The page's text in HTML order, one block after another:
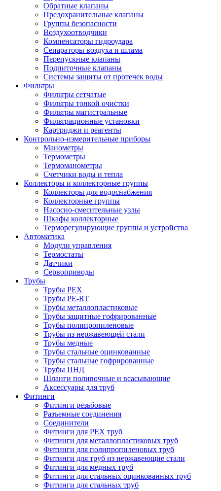
Обратные клапаны
Предохранительные клапаны
Группы безопасности
Воздухоотводчики
Компенсаторы гидроудара
Сепараторы воздуха и шлама
Перепускные клапаны
Подпиточные клапаны
Системы защиты от протечек воды
Фильтры
Фильтры сетчатые
Фильтры тонкой очистки
Фильтры магистральные
Фильтрационные установки
Картриджи и реагенты
Контрольно-измерительные приборы
Манометры
Термометры
Термоманометры
Счетчики воды и тепла
Коллекторы и коллекторные группы
Коллекторы для водоснабжения
Коллекторные группы
Насосно-смесительные узлы
Шкафы коллекторные
Терморегулирующие группы и устройства
Автоматика
Модули управления
Термостаты
Датчики
Сервоприводы
Трубы
Трубы PEX
Трубы PE-RT
Трубы металлопластиковые
Трубы защитные гофрированные
Трубы полипропиленовые
Трубы из нержавеющей стали
Трубы медные
Трубы стальные оцинкованные
Трубы стальные гофрированные
Трубы ПНД
Шланги поливочные и всасывающие
Аксессуары для труб
Фитинги
Фитинги резьбовые
Разъемные соединения
Соединители
Фитинги для PEX труб
Фитинги для металлопластиковых труб
Фитинги для полипропиленовых труб
Фитинги для труб из нержавеющие стали
Фитинги для медных труб
Фитинги для стальных оцинкованных труб
Фитинги для стальных труб